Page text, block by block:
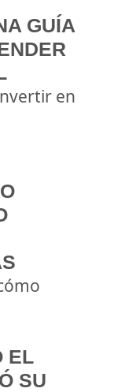
GUÍA
en
EL
SU